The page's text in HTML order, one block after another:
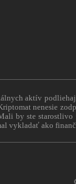
aktív
nenesie
by ste
vykladať ako